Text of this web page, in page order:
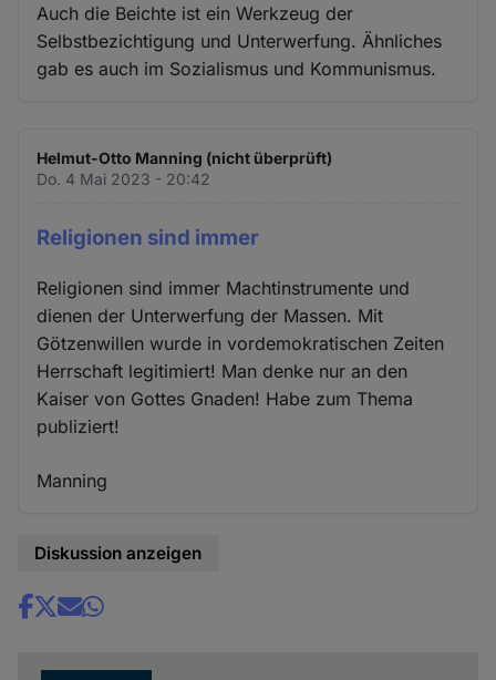
Auch die Beichte ist ein Werkzeug der
Selbstbezichtigung und Unterwerfung. Ähnliches
gab es auch im Sozialismus und Kommunismus.
Helmut-Otto Manning (nicht überprüft)
Do. 4 Mai 2023 - 20:42
Religionen sind immer
Religionen sind immer Machtinstrumente und
dienen der Unterwerfung der Massen. Mit
Götzenwillen wurde in vordemokratischen Zeiten
Herrschaft legitimiert! Man denke nur an den
Kaiser von Gottes Gnaden! Habe zum Thema
publiziert!
Manning
Diskussion anzeigen
Share